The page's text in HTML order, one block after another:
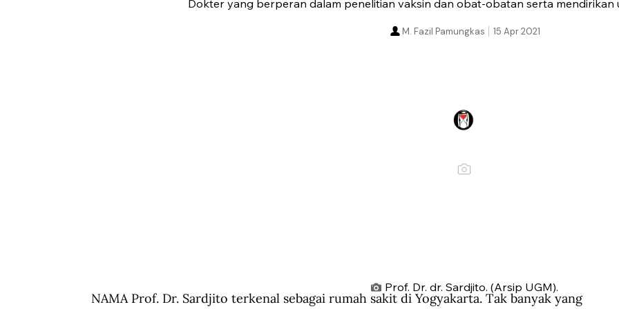
Dokter yang berperan dalam penelitian vaksin dan obat-obatan serta mendirikan
15 Apr 2021
M. Fazil Pamungkas
Prof. Dr. dr. Sardjito. (Arsip UGM).
NAMA Prof. Dr. Sardjito terkenal sebagai rumah sakit di Yogyakarta. Tak banyak yang